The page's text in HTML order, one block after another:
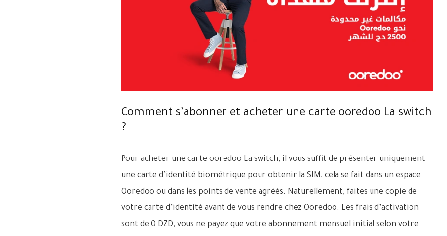
Comment s’abonner et acheter une carte ooredoo La switch
?
Pour acheter une carte ooredoo La switch, il vous suffit de présenter uniquement
une carte d’identité biométrique pour obtenir la SIM, cela se fait dans un espace
Ooredoo ou dans les points de vente agréés. Naturellement, faites une copie de
votre carte d’identité avant de vous rendre chez Ooredoo. Les frais d’activation
sont de 0 DZD, vous ne payez que votre abonnement mensuel initial selon votre